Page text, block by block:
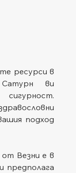
ресурси в
ви
подход
от Везни е в
предполага